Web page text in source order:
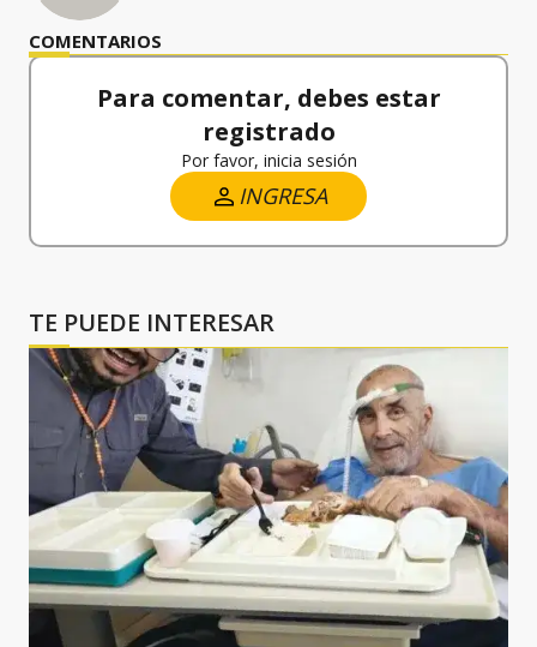
COMENTARIOS
Para comentar, debes estar
registrado
Por favor, inicia sesión
INGRESA
TE PUEDE INTERESAR